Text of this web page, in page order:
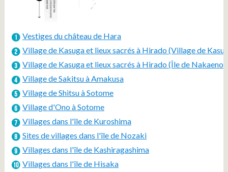
Vestiges du château de Hara
Village de Kasuga et lieux sacrés à Hirado (Village de
Village de Kasuga et lieux sacrés à Hirado (Île de
Village de Sakitsu à Amakusa
Village de Shitsu à Sotome
Village d'Ono à Sotome
Villages dans l'île de Kuroshima
Sites de villages dans l'île de Nozaki
Villages dans l'île de Kashiragashima
Villages dans l'île de Hisaka